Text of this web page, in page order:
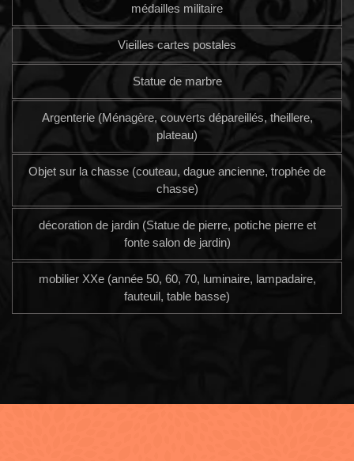
médailles militaire
Vieilles cartes postales
Statue de marbre
Argenterie (Ménagère, couverts dépareillés, theillere,
plateau)
Objet sur la chasse (couteau, dague ancienne, trophée de
chasse)
décoration de jardin (Statue de pierre, potiche pierre et
fonte salon de jardin)
mobilier XXe (année 50, 60, 70, luminaire, lampadaire,
fauteuil, table basse)